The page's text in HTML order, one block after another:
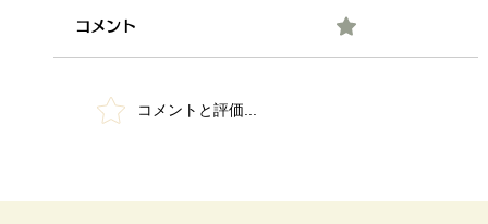
令和7年度「川口市地域貢献事業者」に認
コメント
コメントと評価...